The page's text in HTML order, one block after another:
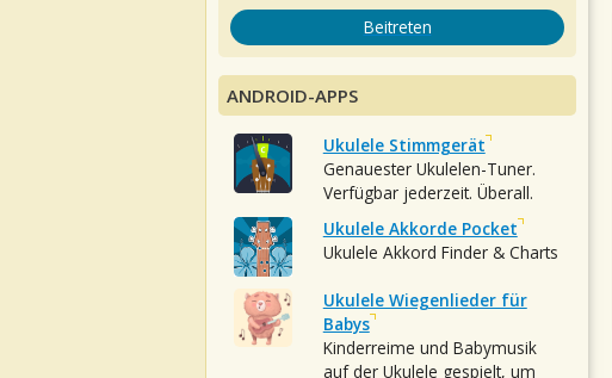
Beitreten
ANDROID-APPS
Ukulele Stimmgerät
Genauester Ukulelen-Tuner.
Verfügbar jederzeit. Überall.
Ukulele Akkorde Pocket
Ukulele Akkord Finder & Charts
Ukulele Wiegenlieder für
Babys
Kinderreime und Babymusik
auf der Ukulele gespielt, um